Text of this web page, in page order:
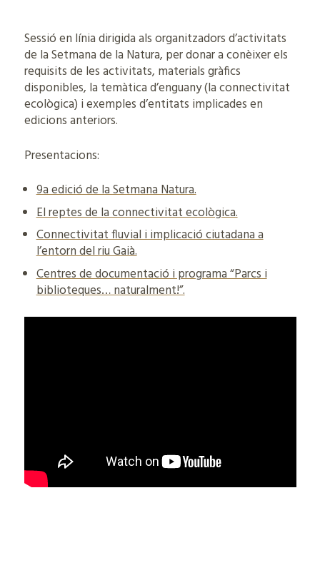
Sessió en línia dirigida als organitzadors d’activitats
de la Setmana de la Natura, per donar a conèixer els
requisits de les activitats, materials gràfics
disponibles, la temàtica d’enguany (la connectivitat
ecològica) i exemples d’entitats implicades en
edicions anteriors.
Presentacions:
9a edició de la Setmana Natura.
El reptes de la connectivitat ecològica.
Connectivitat fluvial i implicació ciutadana a
l’entorn del riu Gaià.
Centres de documentació i programa “Parcs i
biblioteques… naturalment!”.